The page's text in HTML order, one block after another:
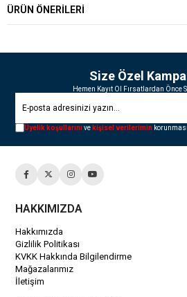
ÜRÜN ÖNERILERI
Size Özel
Hemen Kayıt Ol Fırsatlardan Önce
Üyelik koşullarınıve kişisel verilerimin
HAKKIMIZDA
Hakkımızda
Gizlilik Politikası
KVKK Hakkında Bilgilendirme
Mağazalarımız
İletişim